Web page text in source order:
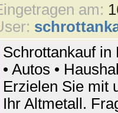
am:
Schrottankauf in
• Autos •
Erzielen Sie mit
Ihr Altmetall.